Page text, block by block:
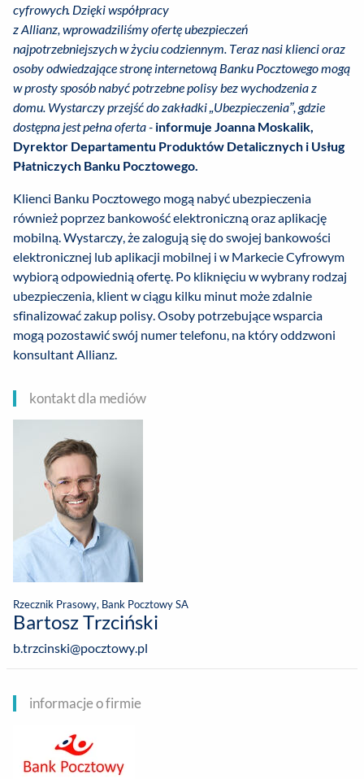
cyfrowych. Dzięki współpracy
z Allianz, wprowadziliśmy ofertę ubezpieczeń
najpotrzebniejszych w życiu codziennym. Teraz nasi klienci oraz
osoby odwiedzające stronę internetową Banku Pocztowego mogą
w prosty sposób nabyć potrzebne polisy bez wychodzenia z
domu. Wystarczy przejść do zakładki „Ubezpieczenia”, gdzie
dostępna jest pełna oferta - informuje Joanna Moskalik,
Dyrektor Departamentu Produktów Detalicznych i Usług
Płatniczych Banku Pocztowego.
Klienci Banku Pocztowego mogą nabyć ubezpieczenia
również poprzez bankowość elektroniczną oraz aplikację
mobilną. Wystarczy, że zalogują się do swojej bankowości
elektronicznej lub aplikacji mobilnej i w Markecie Cyfrowym
wybiorą odpowiednią ofertę. Po kliknięciu w wybrany rodzaj
ubezpieczenia, klient w ciągu kilku minut może zdalnie
sfinalizować zakup polisy. Osoby potrzebujące wsparcia
mogą pozostawić swój numer telefonu, na który oddzwoni
konsultant Allianz.
kontakt dla mediów
Rzecznik Prasowy, Bank Pocztowy SA
Bartosz Trzciński
b.trzcinski@pocztowy.pl
informacje o firmie